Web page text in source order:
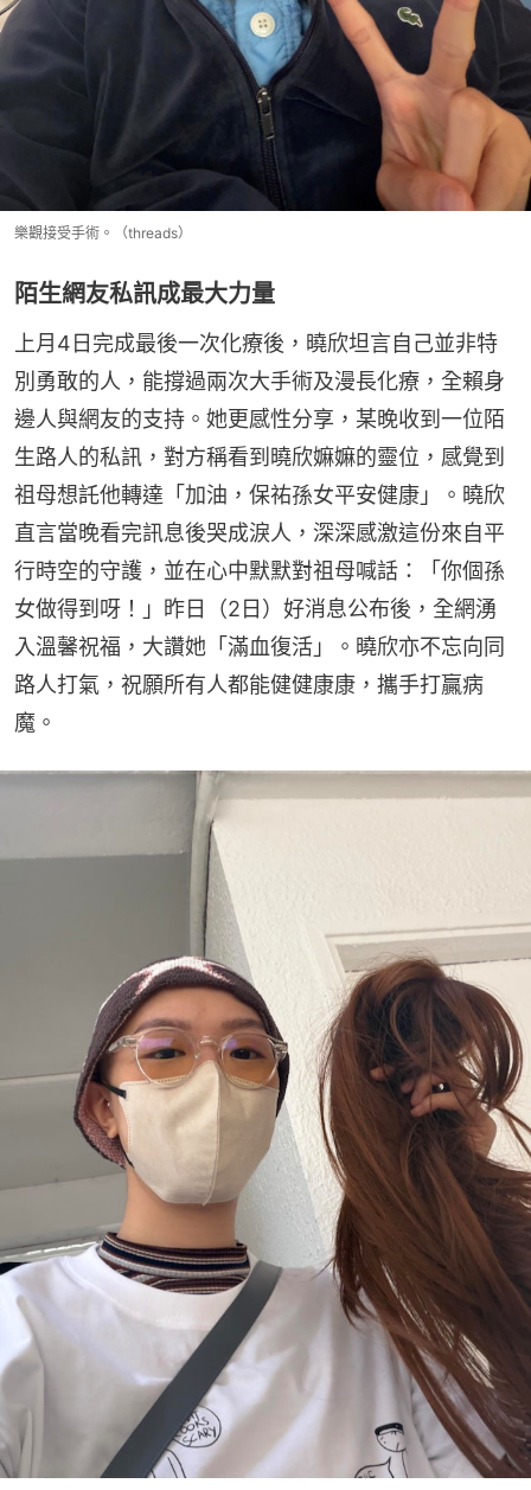
樂觀接受手術。（threads）
陌生網友私訊成最大力量
上月4日完成最後一次化療後，曉欣坦言自己並非特
別勇敢的人，能撐過兩次大手術及漫長化療，全賴身
邊人與網友的支持。她更感性分享，某晚收到一位陌
生路人的私訊，對方稱看到曉欣嫲嫲的靈位，感覺到
祖母想託他轉達「加油，保祐孫女平安健康」。曉欣
直言當晚看完訊息後哭成淚人，深深感激這份來自平
行時空的守護，並在心中默默對祖母喊話：「你個孫
女做得到呀！」昨日（2日）好消息公布後，全網湧
入溫馨祝福，大讚她「滿血復活」。曉欣亦不忘向同
路人打氣，祝願所有人都能健健康康，攜手打贏病
魔。